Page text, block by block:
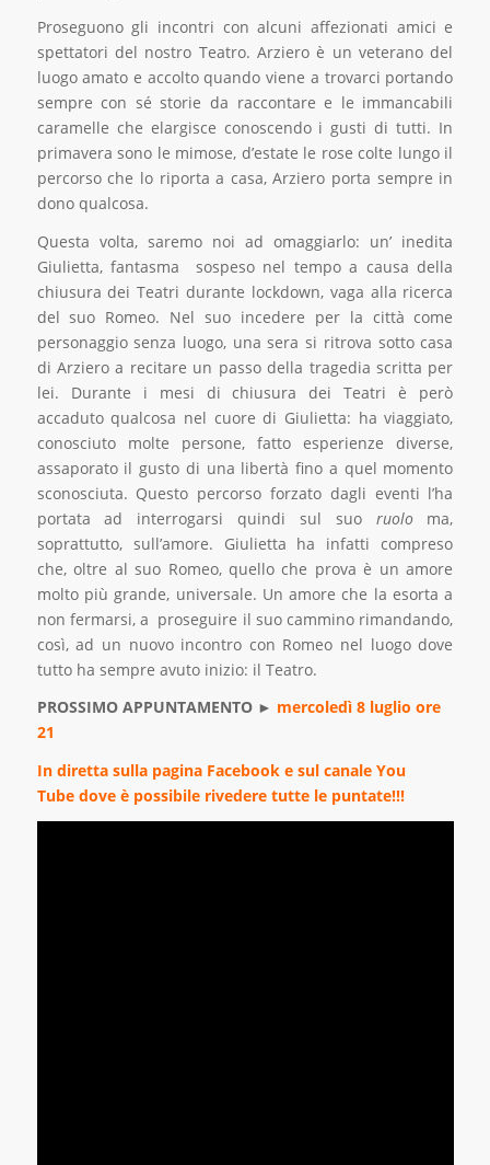
Proseguono gli incontri con alcuni affezionati amici e
spettatori del nostro Teatro. Arziero è un veterano del
luogo amato e accolto quando viene a trovarci portando
sempre con sé storie da raccontare e le immancabili
caramelle che elargisce conoscendo i gusti di tutti. In
primavera sono le mimose, d’estate le rose colte lungo il
percorso che lo riporta a casa, Arziero porta sempre in
dono qualcosa.
Questa volta, saremo noi ad omaggiarlo: un’ inedita
Giulietta, fantasma sospeso nel tempo a causa della
chiusura dei Teatri durante lockdown, vaga alla ricerca
del suo Romeo. Nel suo incedere per la città come
personaggio senza luogo, una sera si ritrova sotto casa
di Arziero a recitare un passo della tragedia scritta per
lei. Durante i mesi di chiusura dei Teatri è però
accaduto qualcosa nel cuore di Giulietta: ha viaggiato,
conosciuto molte persone, fatto esperienze diverse,
assaporato il gusto di una libertà fino a quel momento
sconosciuta. Questo percorso forzato dagli eventi l’ha
portata ad interrogarsi quindi sul suo ruolo ma,
soprattutto, sull’amore. Giulietta ha infatti compreso
che, oltre al suo Romeo, quello che prova è un amore
molto più grande, universale. Un amore che la esorta a
non fermarsi, a proseguire il suo cammino rimandando,
così, ad un nuovo incontro con Romeo nel luogo dove
tutto ha sempre avuto inizio: il Teatro.
PROSSIMO APPUNTAMENTO► mercoledì 8 luglio ore
21
In diretta sulla pagina Facebooke sul canale You
Tubedove è possibile rivedere tutte le puntate!!!